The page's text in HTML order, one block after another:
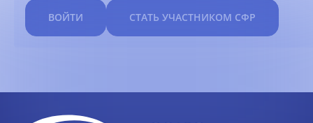
ВОЙТИ СТАТЬ УЧАСТНИКОМ СФР